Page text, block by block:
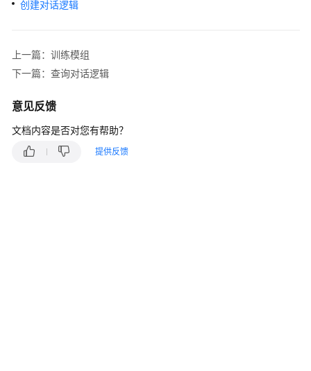
指
南
价
格
说
明
创建对话逻辑
上一篇：训练模组
下一篇：查询对话逻辑
意见反馈
文档内容是否对您有帮助？
提供反馈